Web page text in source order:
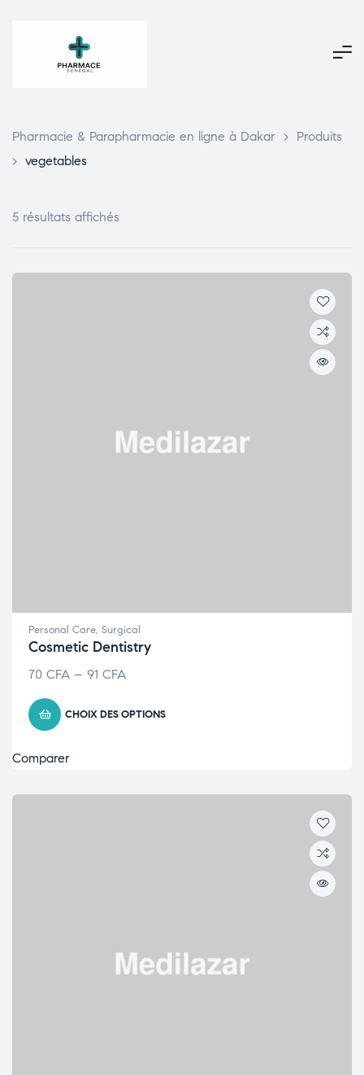
Pharmacie & Parapharmacie en ligne à Dakar > Produits
> vegetables
5 résultats affichés
Personal Care, Surgical
Cosmetic Dentistry
70 CFA – 91 CFA
CHOIX DES OPTIONS
Comparer